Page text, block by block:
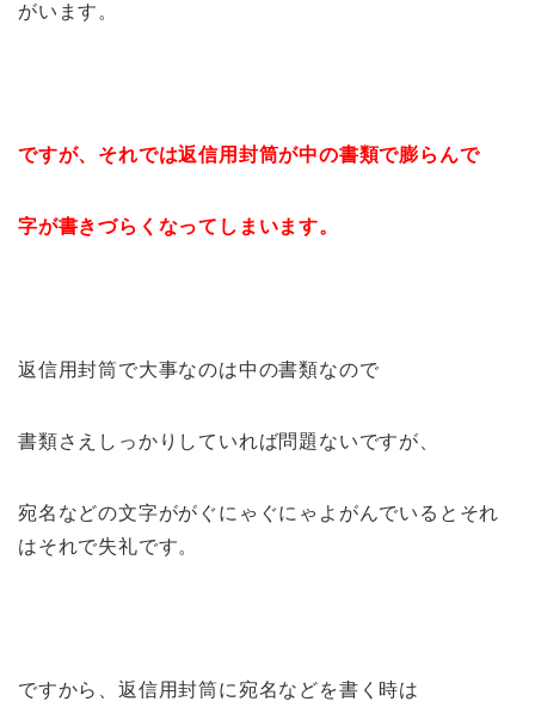
がいます。
ですが、それでは返信用封筒が中の書類で膨らんで
字が書きづらくなってしまいます。
返信用封筒で大事なのは中の書類なので
書類さえしっかりしていれば問題ないですが、
宛名などの文字ががぐにゃぐにゃよがんでいるとそれ
はそれで失礼です。
ですから、返信用封筒に宛名などを書く時は